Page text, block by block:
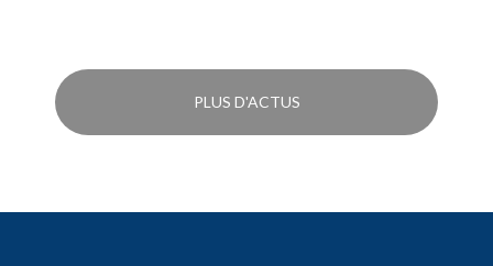
PLUS D'ACTUS